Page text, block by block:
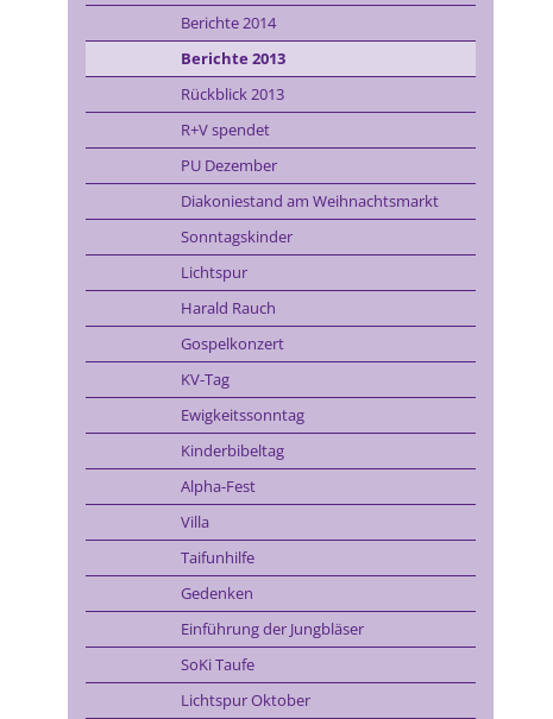
Berichte 2014
Berichte 2013
Rückblick 2013
R+V spendet
PU Dezember
Diakoniestand am Weihnachtsmarkt
Sonntagskinder
Lichtspur
Harald Rauch
Gospelkonzert
KV-Tag
Ewigkeitssonntag
Kinderbibeltag
Alpha-Fest
Villa
Taifunhilfe
Gedenken
Einführung der Jungbläser
SoKi Taufe
Lichtspur Oktober